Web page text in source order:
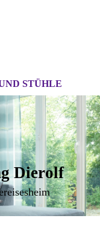
STÜHLE
Dierolf